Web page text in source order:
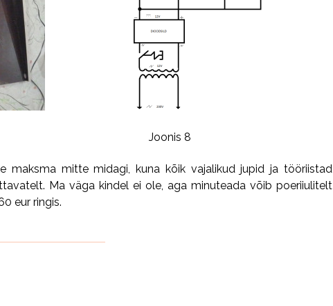
Joonis 8
maksma mitte midagi, kuna kõik vajalikud jupid ja tööriistad
Ma väga kindel ei ole, aga minuteada võib poeriiulitelt
eur ringis.